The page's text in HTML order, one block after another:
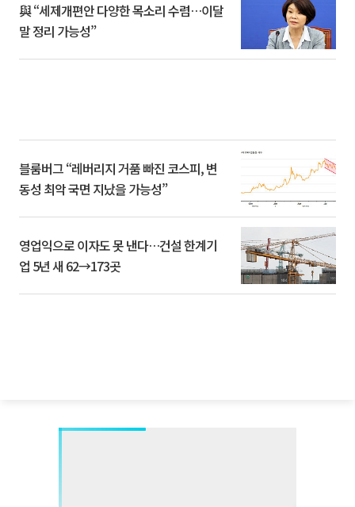
與 “세제개편안 다양한 목소리 수렴…이달
말 정리 가능성”
블룸버그 “레버리지 거품 빠진 코스피, 변
동성 최악 국면 지났을 가능성”
영업익으로 이자도 못 낸다…건설 한계기
업 5년 새 62→173곳